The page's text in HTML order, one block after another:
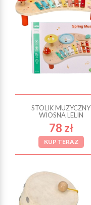
STOLIK MUZYCZNY
WIOSNA LELIN
78 zł
KUP TERAZ